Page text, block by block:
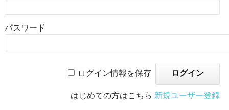
パスワード
ログイン情報を保存
はじめての方はこちら 新規ユーザー登録